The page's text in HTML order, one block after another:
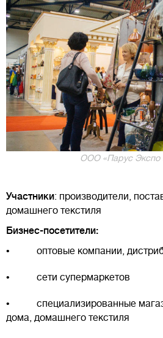
ООО «Парус Экспо
Участники: производители,
домашнего текстиля
Бизнес-посетители:
• оптовые компании,
• сети супермаркетов
• специализированные
дома, домашнего текстиля